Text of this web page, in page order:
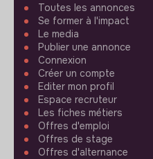
Toutes les annonces
Se former à l'impact
Le media
Publier une annonce
Connexion
Créer un compte
Editer mon profil
Espace recruteur
Les fiches métiers
Offres d'emploi
Offres de stage
Offres d'alternance